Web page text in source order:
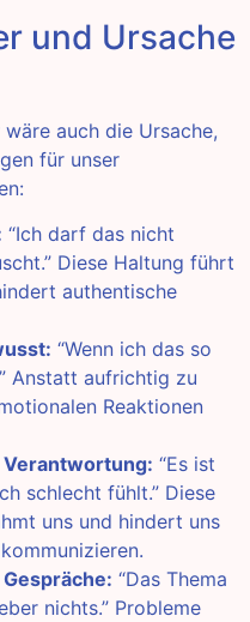
und Ursache
auch die Ursache,
für unser
“Ich darf das nicht
Diese Haltung führt
authentische
“Wenn ich das so
Anstatt aufrichtig zu
Reaktionen
“Es ist
schlecht fühlt.” Diese
uns und hindert uns
“Das Thema
nichts.” Probleme